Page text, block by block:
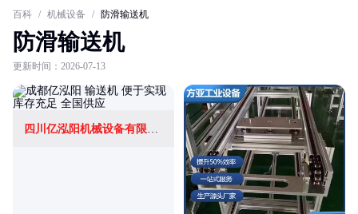
百科 / 机械设备 / 防滑输送机
防滑输送机
更新时间：2026-07-13
四川亿泓阳机械设备有限公司